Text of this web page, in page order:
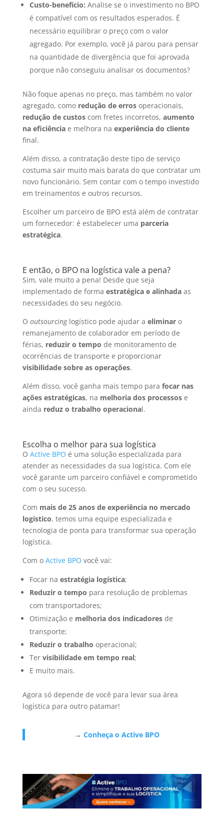
Custo-benefício: Analise se o investimento no BPO
é compatível com os resultados esperados. É
necessário equilibrar o preço com o valor
agregado. Por exemplo, você já parou para pensar
na quantidade de divergência que foi aprovada
porque não conseguiu analisar os documentos?
Não foque apenas no preço, mas também no valor
agregado, como redução de errosoperacionais,
redução de custoscom fretes incorretos, aumento
na eficiênciae melhora na experiência do cliente
final.
Além disso, a contratação deste tipo de serviço
costuma sair muito mais barata do que contratar um
novo funcionário. Sem contar com o tempo investido
em treinamentos e outros recursos.
Escolher um parceiro de BPO está além de contratar
um fornecedor: é estabelecer uma parceria
estratégica.
E então, o BPO na logística vale a pena?
Sim, vale muito a pena! Desde que seja
implementado de forma estratégica e alinhadaas
necessidades do seu negócio.
O outsourcinglogístico pode ajudar a eliminaro
remanejamento de colaborador em período de
férias, reduzir o tempo de monitoramento de
ocorrências de transporte e proporcionar
visibilidade sobre as operações.
Além disso, você ganha mais tempo para focar nas
ações estratégicas, na melhoria dos processose
ainda reduz o trabalho operacional.
Escolha o melhor para sua logística
O Active BPO é uma solução especializada para
atender as necessidades da sua logística. Com ele
você garante um parceiro confiável e comprometido
com o seu sucesso.
Com mais de 25 anos de experiência no mercado
logístico, temos uma equipe especializada e
tecnologia de ponta para transformar sua operação
logística.
Com o Active BPO você vai:
Focar na estratégia logística;
Reduzir o tempo para resolução de problemas
com transportadores;
Otimização e melhoria dos indicadores de
transporte;
Reduzir o trabalho operacional;
Ter visibilidade em tempo real;
E muito mais.
Agora só depende de você para levar sua área
logística para outro patamar!
→ Conheça o Active BPO